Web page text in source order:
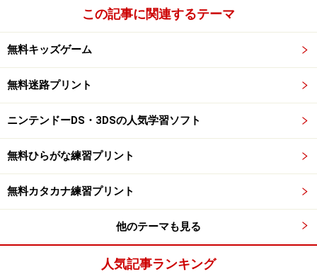
この記事に関連するテーマ
無料キッズゲーム
無料迷路プリント
ニンテンドーDS・3DSの人気学習ソフト
無料ひらがな練習プリント
無料カタカナ練習プリント
他のテーマも見る
人気記事ランキング